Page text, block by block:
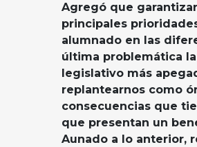
Agregó que
principales
alumnado en las
última problemática
legislativo más
replantearnos como
consecuencias que
que presentan un
Aunado a lo anterior,